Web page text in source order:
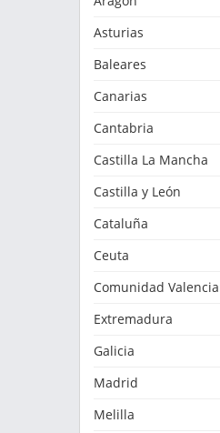
Asturias
Baleares
Canarias
Cantabria
Castilla La Mancha
Castilla y León
Cataluña
Ceuta
Comunidad
Extremadura
Galicia
Madrid
Melilla